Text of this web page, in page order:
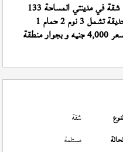
بالمرحلة الحادية عشر للإيجار قانون جديد شقة في مدينتي المساحة 133
بالطابق 0 بحري تطل على شارع و حديقة تشمل 3 نوم 2 حمام 1
) تشطيب الشركة بسعر 4,000 جنيه و بجوار منطقة
شقة
مستلمة